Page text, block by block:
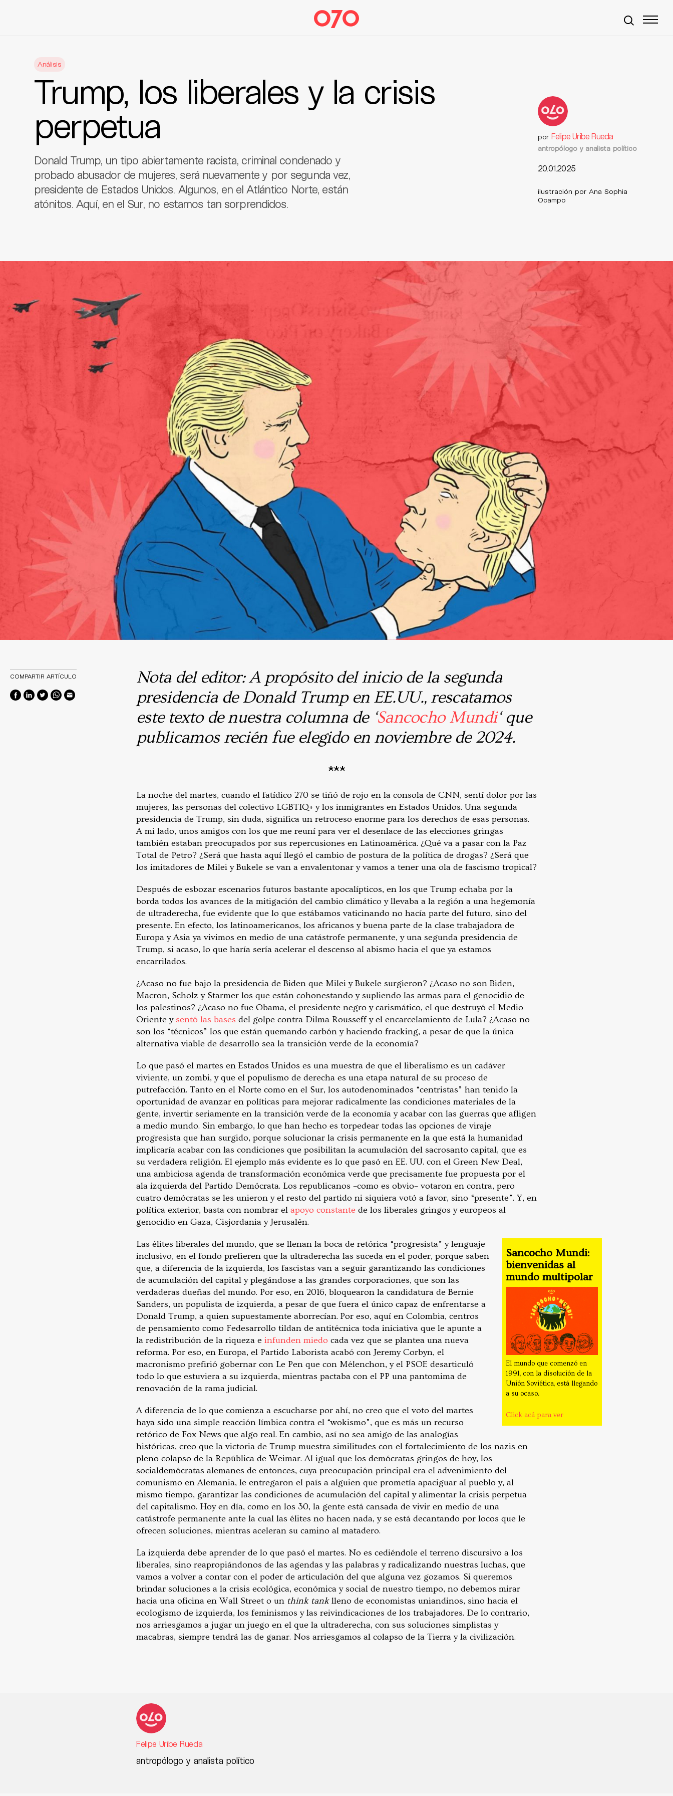
Análisis
Trump, los liberales y la crisis
perpetua
Donald Trump, un tipo abiertamente racista, criminal condenado y
probado abusador de mujeres, será nuevamente y por segunda vez,
presidente de Estados Unidos. Algunos, en el Atlántico Norte, están
atónitos. Aquí, en el Sur, no estamos tan sorprendidos.
por Felipe Uribe Rueda
antropólogo y analista político
20.01.2025
ilustración por Ana Sophia
Ocampo
Nota del editor: A propósito del inicio de la segunda
presidencia de Donald Trump en EE.UU., rescatamos
este texto de nuestra columna de ‘Sancocho Mundi‘ que
publicamos recién fue elegido en noviembre de 2024.
***
La noche del martes, cuando el fatídico 270 se tiñó de rojo en la consola de CNN, sentí dolor por las
mujeres, las personas del colectivo LGBTIQ+ y los inmigrantes en Estados Unidos. Una segunda
presidencia de Trump, sin duda, significa un retroceso enorme para los derechos de esas personas.
A mi lado, unos amigos con los que me reuní para ver el desenlace de las elecciones gringas
también estaban preocupados por sus repercusiones en Latinoamérica. ¿Qué va a pasar con la Paz
Total de Petro? ¿Será que hasta aquí llegó el cambio de postura de la política de drogas? ¿Será que
los imitadores de Milei y Bukele se van a envalentonar y vamos a tener una ola de fascismo tropical?
Después de esbozar escenarios futuros bastante apocalípticos, en los que Trump echaba por la
borda todos los avances de la mitigación del cambio climático y llevaba a la región a una hegemonía
de ultraderecha, fue evidente que lo que estábamos vaticinando no hacía parte del futuro, sino del
presente. En efecto, los latinoamericanos, los africanos y buena parte de la clase trabajadora de
Europa y Asia ya vivimos en medio de una catástrofe permanente, y una segunda presidencia de
Trump, si acaso, lo que haría sería acelerar el descenso al abismo hacia el que ya estamos
encarrilados.
¿Acaso no fue bajo la presidencia de Biden que Milei y Bukele surgieron? ¿Acaso no son Biden,
Macron, Scholz y Starmer los que están cohonestando y supliendo las armas para el genocidio de
los palestinos? ¿Acaso no fue Obama, el presidente negro y carismático, el que destruyó el Medio
Oriente ysentó las bases del golpe contra Dilma Rousseff y el encarcelamiento de Lula? ¿Acaso no
son los “técnicos” los que están quemando carbón y haciendo fracking, a pesar de que la única
alternativa viable de desarrollo sea la transición verde de la economía?
Lo que pasó el martes en Estados Unidos es una muestra de que el liberalismo es un cadáver
viviente, un zombi, y que el populismo de derecha es una etapa natural de su proceso de
putrefacción. Tanto en el Norte como en el Sur, los autodenominados “centristas” han tenido la
oportunidad de avanzar en políticas para mejorar radicalmente las condiciones materiales de la
gente, invertir seriamente en la transición verde de la economía y acabar con las guerras que afligen
a medio mundo. Sin embargo, lo que han hecho es torpedear todas las opciones de viraje
progresista que han surgido, porque solucionar la crisis permanente en la que está la humanidad
implicaría acabar con las condiciones que posibilitan la acumulación del sacrosanto capital, que es
su verdadera religión. El ejemplo más evidente es lo que pasó en EE. UU. con el Green New Deal,
una ambiciosa agenda de transformación económica verde que precisamente fue propuesta por el
ala izquierda del Partido Demócrata. Los republicanos –como es obvio– votaron en contra, pero
cuatro demócratas se les unieron y el resto del partido ni siquiera votó a favor, sino “presente”. Y, en
política exterior, basta con nombrar el apoyo constante de los liberales gringos y europeos al
genocidio en Gaza, Cisjordania y Jerusalén.
Sancocho Mundi:
bienvenidas al
mundo multipolar
El mundo que comenzó en
1991, con la disolución de la
Unión Soviética, está llegando
a su ocaso.
Click acá para ver
Las élites liberales del mundo, que se llenan la boca de retórica “progresista” y lenguaje
inclusivo, en el fondo prefieren que la ultraderecha las suceda en el poder, porque saben
que, a diferencia de la izquierda, los fascistas van a seguir garantizando las condiciones
de acumulación del capital y plegándose a las grandes corporaciones, que son las
verdaderas dueñas del mundo. Por eso, en 2016, bloquearon la candidatura de Bernie
Sanders, un populista de izquierda, a pesar de que fuera el único capaz de enfrentarse a
Donald Trump, a quien supuestamente aborrecían. Por eso, aquí en Colombia, centros
de pensamiento como Fedesarrollo tildan de antitécnica toda iniciativa que le apunte a
la redistribución de la riqueza e infunden miedo cada vez que se plantea una nueva
reforma. Por eso, en Europa, el Partido Laborista acabó con Jeremy Corbyn, el
macronismo prefirió gobernar con Le Pen que con Mélenchon, y el PSOE desarticuló
todo lo que estuviera a su izquierda, mientras pactaba con el PP una pantomima de
renovación de la rama judicial.
A diferencia de lo que comienza a escucharse por ahí, no creo que el voto del martes
haya sido una simple reacción límbica contra el “wokismo”, que es más un recurso
retórico de Fox News que algo real. En cambio, así no sea amigo de las analogías
históricas, creo que la victoria de Trump muestra similitudes con el fortalecimiento de los nazis en
pleno colapso de la República de Weimar. Al igual que los demócratas gringos de hoy, los
socialdemócratas alemanes de entonces, cuya preocupación principal era el advenimiento del
comunismo en Alemania, le entregaron el país a alguien que prometía apaciguar al pueblo y, al
mismo tiempo, garantizar las condiciones de acumulación del capital y alimentar la crisis perpetua
del capitalismo. Hoy en día, como en los 30, la gente está cansada de vivir en medio de una
catástrofe permanente ante la cual las élites no hacen nada, y se está decantando por locos que le
ofrecen soluciones, mientras aceleran su camino al matadero.
La izquierda debe aprender de lo que pasó el martes. No es cediéndole el terreno discursivo a los
liberales, sino reapropiándonos de las agendas y las palabras y radicalizando nuestras luchas, que
vamos a volver a contar con el poder de articulación del que alguna vez gozamos. Si queremos
brindar soluciones a la crisis ecológica, económica y social de nuestro tiempo, no debemos mirar
hacia una oficina en Wall Street o un think tanklleno de economistas uniandinos, sino hacia el
ecologismo de izquierda, los feminismos y las reivindicaciones de los trabajadores. De lo contrario,
nos arriesgamos a jugar un juego en el que la ultraderecha, con sus soluciones simplistas y
macabras, siempre tendrá las de ganar. Nos arriesgamos al colapso de la Tierra y la civilización.
COMPARTIR ARTÍCULO
Felipe Uribe Rueda
antropólogo y analista político